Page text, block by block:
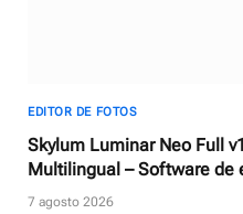
EDITOR DE FOTOS
Skylum Luminar Neo Full
Multilingual – Software de
7 agosto 2026